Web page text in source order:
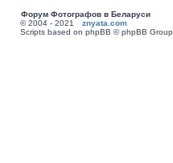
Форум Фотографов в Беларуси
© 2004 - 2021 znyata.com
Scripts based on phpBB © phpBB Group